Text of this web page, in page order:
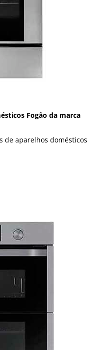
Fogão da marca
de aparelhos domésticos